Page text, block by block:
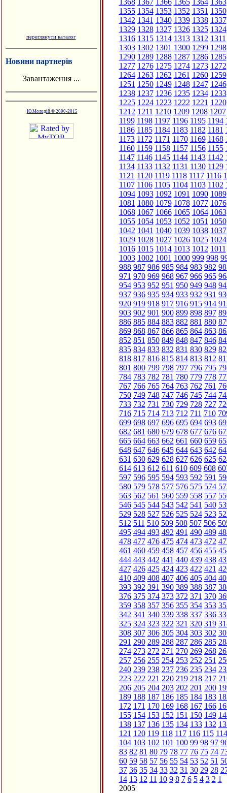
переглянути каталог
Новини партнерів
Завантаження ...
Ю.Молодій © 2000-2015
1368 1367 1366 1365 1364 1363
1355 1354 1353 1352 1351 1350
1342 1341 1340 1339 1338 1337
1329 1328 1327 1326 1325 1324
1316 1315 1314 1313 1312 1311
1303 1302 1301 1300 1299 1298
1290 1289 1288 1287 1286 1285
1277 1276 1275 1274 1273 1272
1264 1263 1262 1261 1260 1259
1251 1250 1249 1248 1247 1246
1238 1237 1236 1235 1234 1233
1225 1224 1223 1222 1221 1220
1212 1211 1210 1209 1208 1207
1199 1198 1197 1196 1195 1194
1186 1185 1184 1183 1182 1181
1173 1172 1171 1170 1169 1168
1160 1159 1158 1157 1156 1155
1147 1146 1145 1144 1143 1142
1134 1133 1132 1131 1130 1129
1121 1120 1119 1118 1117 1116
1107 1106 1105 1104 1103 1102
1094 1093 1092 1091 1090 1089
1081 1080 1079 1078 1077 1076
1068 1067 1066 1065 1064 1063
1055 1054 1053 1052 1051 1050
1042 1041 1040 1039 1038 1037
1029 1028 1027 1026 1025 1024
1016 1015 1014 1013 1012 1011
1003 1002 1001 1000 999 998
988 987 986 985 984 983 982
971 970 969 968 967 966 965
954 953 952 951 950 949 948
937 936 935 934 933 932 931
920 919 918 917 916 915 914
903 902 901 900 899 898 897
886 885 884 883 882 881 880
869 868 867 866 865 864 863
852 851 850 849 848 847 846
835 834 833 832 831 830 829
818 817 816 815 814 813 812
801 800 799 798 797 796 795
784 783 782 781 780 779 778
767 766 765 764 763 762 761
750 749 748 747 746 745 744
733 732 731 730 729 728 727
716 715 714 713 712 711 710
699 698 697 696 695 694 693
682 681 680 679 678 677 676
665 664 663 662 661 660 659
648 647 646 645 644 643 642
631 630 629 628 627 626 625
614 613 612 611 610 609 608
597 596 595 594 593 592 591
580 579 578 577 576 575 574
563 562 561 560 559 558 557
546 545 544 543 542 541 540
529 528 527 526 525 524 523
512 511 510 509 508 507 506
495 494 493 492 491 490 489
478 477 476 475 474 473 472
461 460 459 458 457 456 455
444 443 442 441 440 439 438
427 426 425 424 423 422 421
410 409 408 407 406 405 404
393 392 391 390 389 388 387
376 375 374 373 372 371 370
359 358 357 356 355 354 353
342 341 340 339 338 337 336
325 324 323 322 321 320 319
308 307 306 305 304 303 302
291 290 289 288 287 286 285
274 273 272 271 270 269 268
257 256 255 254 253 252 251
240 239 238 237 236 235 234
223 222 221 220 219 218 217
206 205 204 203 202 201 200
189 188 187 186 185 184 183
172 171 170 169 168 167 166
155 154 153 152 151 150 149
138 137 136 135 134 133 132
121 120 119 118 117 116 115 114
104 103 102 101 100 99 98 97
83 82 81 80 79 78 77 76 75 74
60 59 58 57 56 55 54 53 52 51
37 36 35 34 33 32 31 30 29 28
14 13 12 11 10 9 8 7 6 5 4 3 2 1
2005